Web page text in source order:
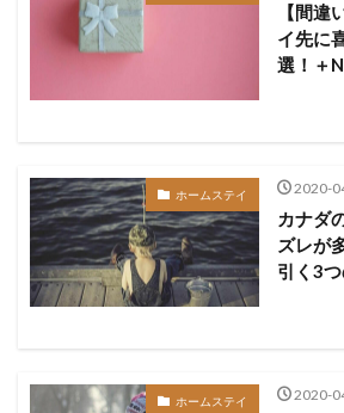
【間違
イ先に
選！＋
ホームステイ 2020-
カナダ
ズレが
引く3
ホームステイ 2020-